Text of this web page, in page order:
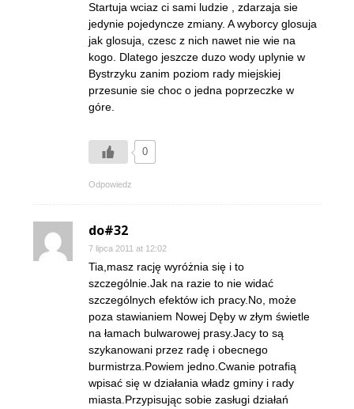
Startuja wciaz ci sami ludzie , zdarzaja sie
jedynie pojedyncze zmiany. A wyborcy glosuja
jak glosuja, czesc z nich nawet nie wie na
kogo. Dlatego jeszcze duzo wody uplynie w
Bystrzyku zanim poziom rady miejskiej
przesunie sie choc o jedna poprzeczke w
góre.
0
Odpowiedz
do#32
7 lipca 2011 at 12:02
Tia,masz rację wyróżnia się i to
szczególnie.Jak na razie to nie widać
szczególnych efektów ich pracy.No, może
poza stawianiem Nowej Dęby w złym świetle
na łamach bulwarowej prasy.Jacy to są
szykanowani przez radę i obecnego
burmistrza.Powiem jedno.Cwanie potrafią
wpisać się w działania władz gminy i rady
miasta.Przypisując sobie zasługi działań